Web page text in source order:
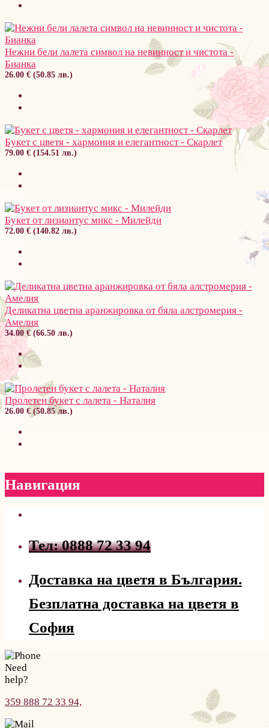
Нежни бели лалета символ на невинност и чистота -
Бианка
26.00 € (50.85 лв.)
Букет с цветя - хармония и елегантност - Скарлет
79.00 € (154.51 лв.)
Букет от лизиантус микс - Милейди
72.00 € (140.82 лв.)
Деликатна цветна аранжировка от бяла алстромерия -
Амелия
34.00 € (66.50 лв.)
Пролетен букет с лалета - Наталия
26.00 € (50.85 лв.)
Навигация
Тел: 0888 72 33 94
Доставка на цветя в България.
Безплатна доставка на цветя в
София
Need
help?
359 888 72 33 94,